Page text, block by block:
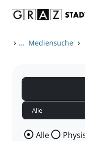
› ... Mediensuche ›
Wählen Sie die
Alle